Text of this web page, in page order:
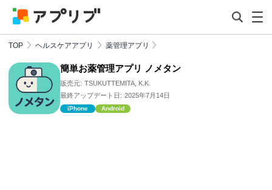
TOP ヘルスケアアプリ 薬管理アプリ
簡単お薬管理アプリ ノメタン
販売元: TSUKUTTEMITA, K.K.
最終アップデート日: 2025年7月14日
iPhone Android